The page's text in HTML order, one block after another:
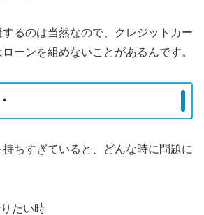
るのは当然なので、クレジットカー
ーンを組めないことがあるんです。
ちすぎていると、どんな時に問題に
たい時